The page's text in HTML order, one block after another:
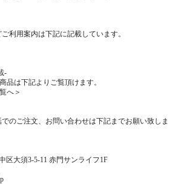
利用案内は下記に記載しています。
-
品は下記よりご覧頂けます。
へ＞
のご注文、お問い合わせは下記までお願い致しま
区大須3-5-11 赤門サンライフ1F